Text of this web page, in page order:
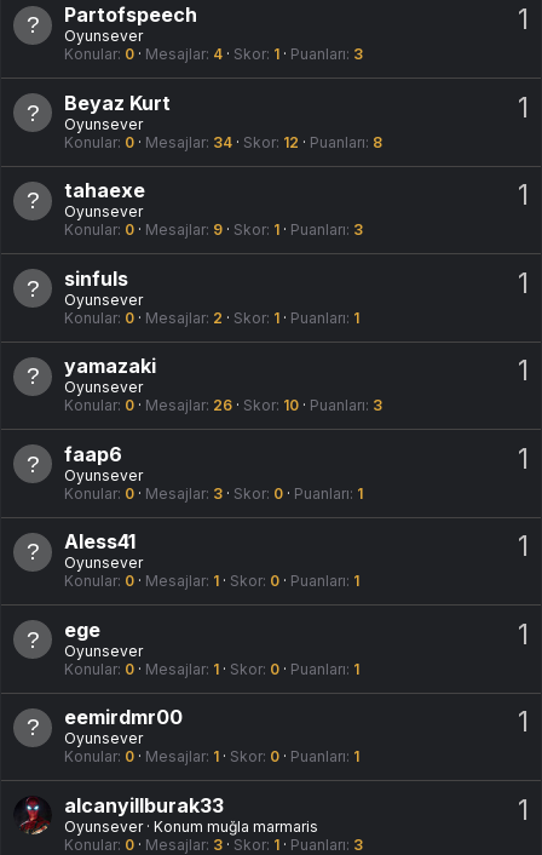
1
Partofspeech
Oyunsever
Konular 0 Mesajlar 4 Skor 1 Puanları 3
1
Beyaz Kurt
Oyunsever
Konular 0 Mesajlar 34 Skor 12 Puanları 8
1
tahaexe
Oyunsever
Konular 0 Mesajlar 9 Skor 1 Puanları 3
1
sinfuls
Oyunsever
Konular 0 Mesajlar 2 Skor 1 Puanları 1
1
yamazaki
Oyunsever
Konular 0 Mesajlar 26 Skor 10 Puanları 3
1
faap6
Oyunsever
Konular 0 Mesajlar 3 Skor 0 Puanları 1
1
Aless41
Oyunsever
Konular 0 Mesajlar 1 Skor 0 Puanları 1
1
ege
Oyunsever
Konular 0 Mesajlar 1 Skor 0 Puanları 1
1
eemirdmr00
Oyunsever
Konular 0 Mesajlar 1 Skor 0 Puanları 1
1
alcanyillburak33
Oyunsever · Konum muğla marmaris
Konular 0 Mesajlar 3 Skor 1 Puanları 3